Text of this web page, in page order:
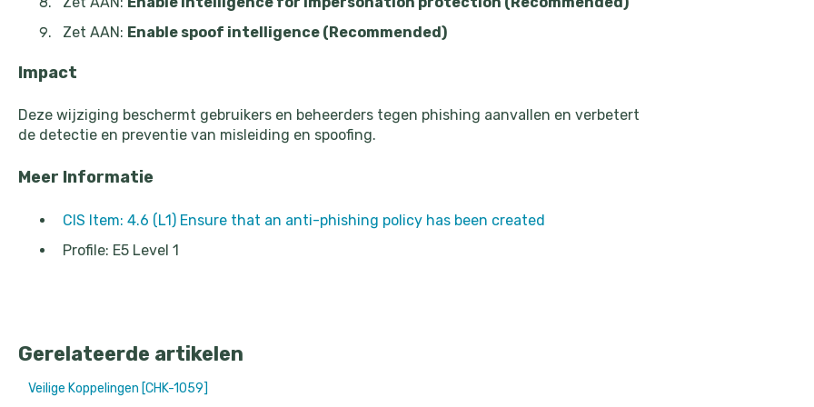
Zet AAN: Enable spoof intelligence (Recommended)
Impact
Deze wijziging beschermt gebruikers en beheerders tegen phishing aanvallen en verbetert
de detectie en preventie van misleiding en spoofing.
Meer Informatie
CIS Item: 4.6 (L1) Ensure that an anti-phishing policy has been created
Profile: E5 Level 1
Gerelateerde artikelen
Veilige Koppelingen [CHK-1059]